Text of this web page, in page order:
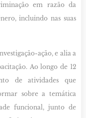
em razão da
incluindo nas suas
ação, e alia a
Ao longo de 12
de atividades que
sobre a temática
funcional, junto de